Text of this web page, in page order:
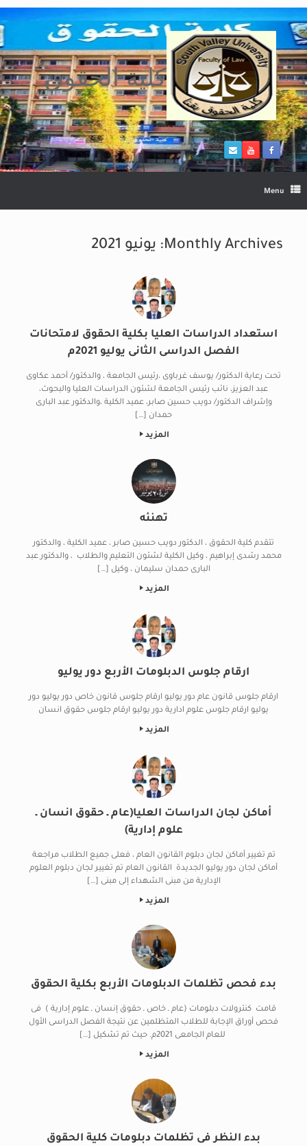
Skip
to
content
كلية الحقوق
Menu
Monthly Archives: يونيو 2021
استعداد الدراسات العليا بكلية الحقوق لامتحانات
الفصل الدراسى الثانى يوليو 2021م
تحت رعاية الدكتور/ يوسف غرباوى ،رئيس الجامعة ، والدكتور/ أحمد عكاوى
عبد العزيز، نائب رئيس الجامعة لشئون الدراسات العليا والبحوث،
وإشراف الدكتور/ دويب حسين صابر، عميد الكلية ،والدكتور عبد البارى
حمدان […]
المزيد
تهنئه
تتقدم كلية الحقوق ، الدكتور دويب حسين صابر ، عميد الكلية ، والدكتور
محمد رشدى إبراهيم ، وكيل الكلية لشئون التعليم والطلاب ، والدكتور عبد
البارى حمدان سليمان ، وكيل […]
المزيد
ارقام جلوس الدبلومات الأربع دور يوليو
ارقام جلوس قانون عام دور يوليو ارقام جلوس قانون خاص دور يوليو دور
يوليو ارقام جلوس علوم ادارية دور يوليو ارقام جلوس حقوق انسان
المزيد
أماكن لجان الدراسات العليا(عام ـ حقوق انسان ـ
علوم إدارية)
تم تغيير أماكن لجان دبلوم القانون العام ، فعلى جميع الطلاب مراجعة
أماكن لجان دور يوليو الجديدة القانون العام تم تغيير لجان دبلوم العلوم
الإدارية من مبنى الشهداء إلى مبنى […]
المزيد
بدء فحص تظلمات الدبلومات الأربع بكلية الحقوق
قامت كنترولات دبلومات (عام ـ خاص ـ حقوق إنسان ـ علوم إدارية ) فى
فحص أوراق الإجابة للطلاب المتظلمين عن نتيجة الفصل الدراسى الأول
للعام الجامعى 2021م. حيث تم تشكيل […]
المزيد
بدء النظر فى تظلمات دبلومات كلية الحقوق